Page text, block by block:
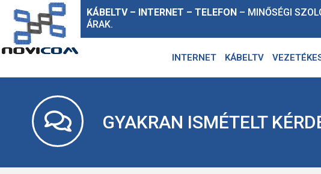
KÁBELTV – INTERNET – TELEFON – MINŐSÉGI
ÁRAK.
INTERNET KÁBELTV
GYAKRAN ISMÉTELT